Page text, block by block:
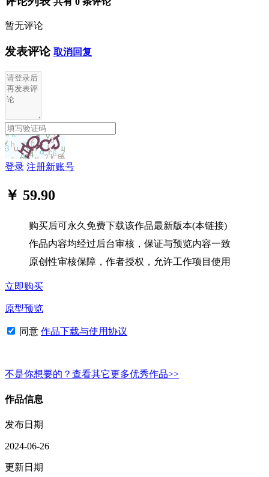
暂无评论
发表评论 取消回复
登录 注册新账号
￥ 59.90
购买后可永久免费下载该作品最新版本(本链接)
作品内容均经过后台审核，保证与预览内容一致
原创性审核保障，作者授权，允许工作项目使用
立即购买
原型预览
同意 作品下载与使用协议
不是你想要的？查看其它更多优秀作品>>
作品信息
发布日期
2024-06-26
更新日期